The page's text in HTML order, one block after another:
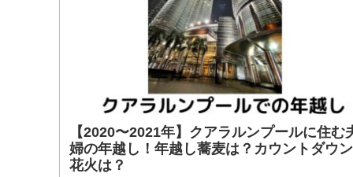
【2020〜2021年】クアラルンプールに住む
婦の年越し！年越し蕎麦は？カウントダウン
花火は？